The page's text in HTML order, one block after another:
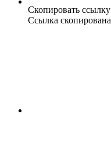
Скопировать ссылку
Ссылка скопирована